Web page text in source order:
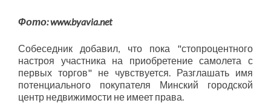
Фото: www.byavia.net
Собеседник добавил, что пока "стопроцентного
настроя участника на приобретение самолета с
первых торгов" не чувствуется. Разглашать имя
потенциального покупателя Минский городской
центр недвижимости не имеет права.